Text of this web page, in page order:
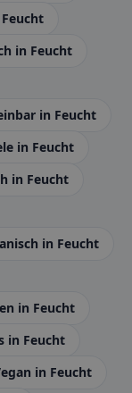
in Feucht
in Feucht
in Feucht
in Feucht
in Feucht
in Feucht
in Feucht
in Feucht